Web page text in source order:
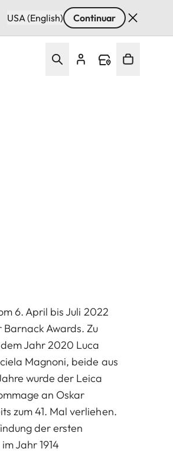
USA (English) Continuar
6. April bis Juli 2022
Awards. Zu
Jahr 2020 Luca
Magnoni, beide aus
wurde der Leica
an Oskar
zum 41. Mal verliehen.
der ersten
Jahr 1914